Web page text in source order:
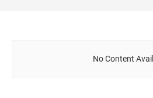
No Content